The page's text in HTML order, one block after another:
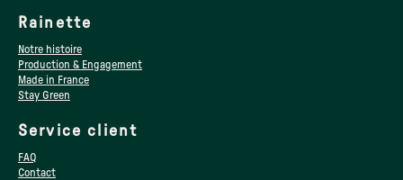
Rainette
Notre histoire
Production & Engagement
Made in France
Stay Green
Service client
FAQ
Contact